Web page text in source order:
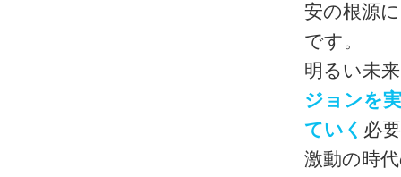
安の根源
です。
明るい未
ジョンを
ていく 必
激動の時